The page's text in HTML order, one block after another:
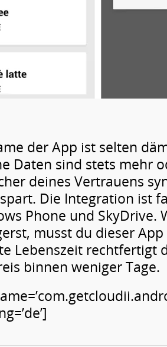
der App ist selten
Daten sind stets mehr
deines Vertrauens
Die Integration ist
Phone und SkyDrive.
musst du dieser
Lebenszeit rechtfertigt
binnen weniger Tage.